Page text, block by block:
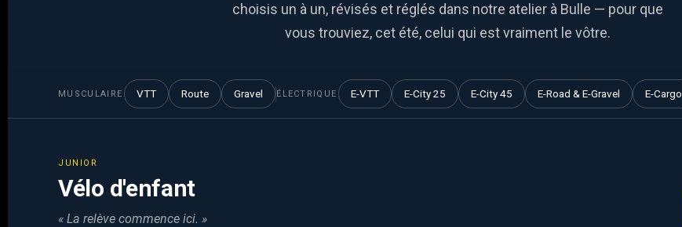
choisis un à un, révisés et réglés dans notre atelier à Bulle — pour que
vous trouviez, cet été, celui qui est vraiment le vôtre.
MUSCULAIRE VTT Route Gravel ÉLECTRIQUE E-VTT E-City 25 E-City 45 E-Road & E-Gravel E-Cargo
JUNIOR
Vélo d'enfant
« La relève commence ici. »